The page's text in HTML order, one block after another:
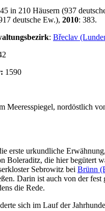
in 210 Häusern (937
deutsche Ew.), 2010: 383.
: Břeclav
1590
Meeresspiegel, nordöstlich
erste urkundliche
Boleraditz, die hier begütert
Sebrowitz bei Brünn
Darin ist auch von der fest
die Rede.
sich im Lauf der